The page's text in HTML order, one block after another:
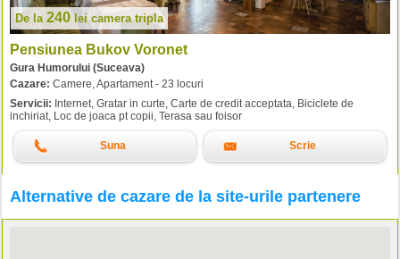
De la 240 lei camera tripla
Pensiunea Bukov Voronet
Gura Humorului (Suceava)
Cazare: Camere, Apartament - 23 locuri
Servicii: Internet, Gratar in curte, Carte de credit acceptata, Biciclete de
inchiriat, Loc de joaca pt copii, Terasa sau foisor
Suna Scrie
Alternative de cazare de la site-urile partenere